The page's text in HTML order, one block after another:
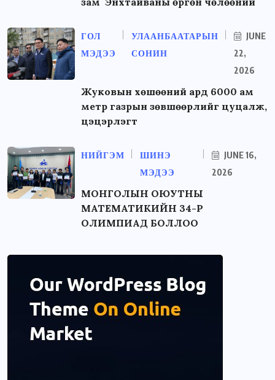
ГОЛ
МЭДЭЭ
УЛААНБААТАРЫН
СОНИН
JUNE
22,
2026
Жуковын хөшөөний ард 6000 ам
метр газрын зөвшөөрлийг цуцалж,
цэцэрлэгт
НИЙГЭМ
ШИНЭ
МЭДЭЭ
JUNE 16,
2026
МОНГОЛЫН ОЮУТНЫ
МАТЕМАТИКИЙН 34-Р
ОЛИМПИАД БОЛЛОО